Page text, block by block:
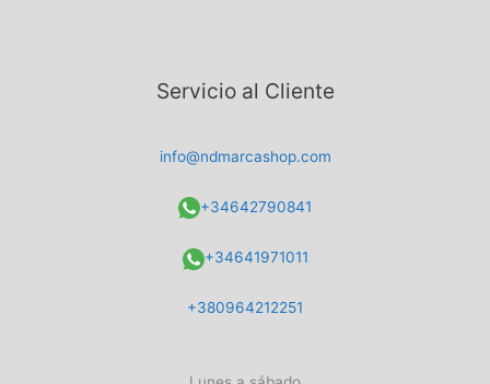
Servicio al Cliente
info@ndmarcashop.com
+34642790841
+34641971011
+380964212251